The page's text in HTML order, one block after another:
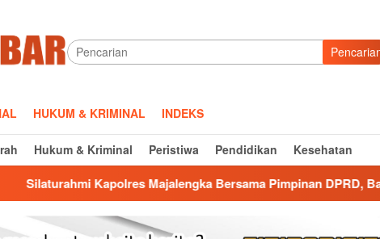
HUKUM & KRIMINAL INDEKS
Hukum & Kriminal Peristiwa Pendidikan Kesehatan
Majalengka Bersama Pimpinan DPRD, Bangun